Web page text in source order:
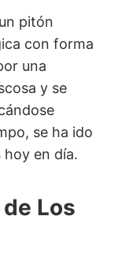
pitón
con forma
una
y se
se ha ido
en día.
Los